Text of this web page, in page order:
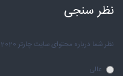
نظر سنجی
نظر شما درباره محتوای سایت چارتر 2020 چیست؟
عالی